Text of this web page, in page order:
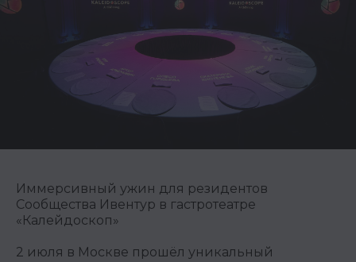
Иммерсивный ужин для резидентов
Сообщества Ивентур в гастротеатре
«Калейдоскоп»
2 июля в Москве прошёл уникальный